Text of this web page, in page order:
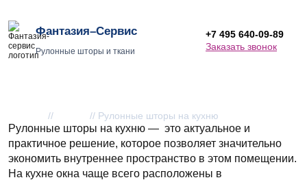
Фантазия–Сервис
Рулонные шторы и ткани
+7 495 640-09-89
Заказать звонок
// // Рулонные шторы на кухню
Рулонные шторы на кухню — это актуальное и
практичное решение, которое позволяет значительно
экономить внутреннее пространство в этом помещении.
На кухне окна чаще всего расположены в